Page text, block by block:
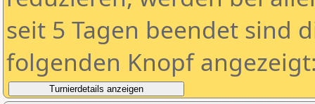
seit 5 Tagen beendet sind
folgenden Knopf